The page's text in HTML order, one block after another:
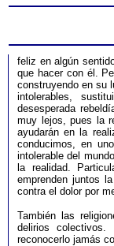
feliz en algún
que hacer con él.
construyendo en su
intolerables,
desesperada
muy lejos, pues la
ayudarán en la
conducimos, en
intolerable del
la realidad.
emprenden juntos
contra el dolor por
También las
delirios
reconocerlo jamás